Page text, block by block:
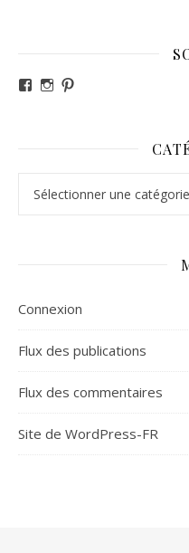
Voir le profil de
Voir le profil de
Connexion
Flux des publications
Flux des commentaires
Site de WordPress-FR